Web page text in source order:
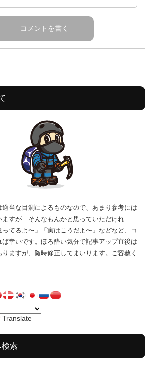
適当な目測によるものなので、あまり参考には
ますが…そんなもんかと思っていただけれ
てるよ〜」「実はこうだよ〜」などなど、コ
ば幸いです。ほろ酔い気分で記事アップ直後は
ますが、随時修正してまいります。ご容赦く
Translate
索